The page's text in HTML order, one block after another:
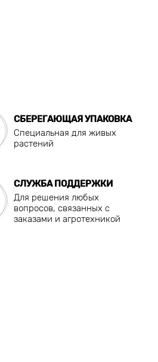
СБЕРЕГАЮЩАЯ УПАКОВКА
Специальная для живых
растений
СЛУЖБА ПОДДЕРЖКИ
Для решения любых
вопросов, связанных с
заказами и агротехникой